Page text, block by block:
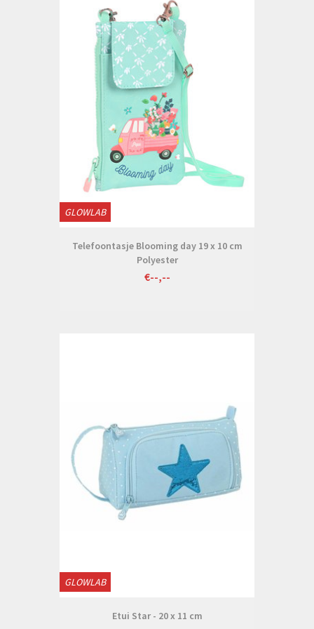
GLOWLAB
Telefoontasje Blooming day 19 x 10 cm
Polyester
€--,--
GLOWLAB
Etui Star - 20 x 11 cm